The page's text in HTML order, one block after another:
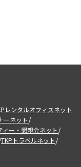
レンタルオフィスネット
ーネット/
ィー・懇親会ネット/
TKPトラベルネット/